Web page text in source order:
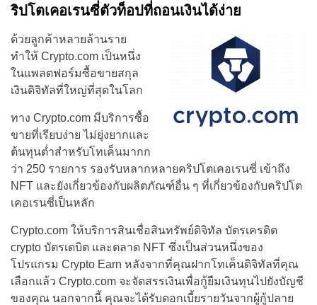
ริปโตเคอเรนซี่ตัวท็อปที่ถอนเงินได้ง่าย
ด้วยลูกค้าหลายล้านราย
ทำให้ Crypto.com เป็นหนึ่ง
ในแพลตฟอร์มซื้อขายสกุล
เงินดิจิทัลที่ใหญ่ที่สุดในโลก
ทาง Crypto.com มีบริการซื้อ
ขายที่เรียบง่าย ไม่ยุ่งยากและ
ต้นทุนต่ำสำหรับโทเค็นมากก
ว่า 250 รายการ รองรับหลากหลายคริปโตเคอเรนซี่ เข้าถึง
NFT และยังเกี่ยวข้องกับผลิตภัณฑ์อื่น ๆ ที่เกี่ยวข้องกับคริปโต
เคอเรนซี่เป็นหลัก
Crypto.com ให้บริการสินเชื่อสินทรัพย์ดิจิทัล บัตรเครดิต
crypto บัตรเดบิต และตลาด NFT ซึ่งเป็นส่วนหนึ่งของ
โปรแกรม Crypto Earn หลังจากที่คุณฝากโทเค็นดิจิทัลที่คุณ
เลือกแล้ว Crypto.com จะจัดสรรเงินเพื่อกู้ยืมเงินทุนไปยังบัญชี
ของคุณ นอกจากนี้ คุณจะได้รับดอกเบี้ยรายวันจากผู้กู้ปลาย